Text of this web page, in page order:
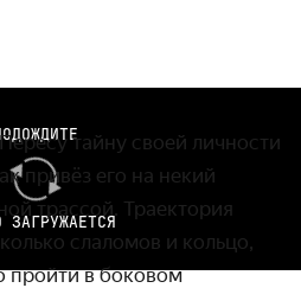
ЗАГРУЖАЕТСЯ
тайну своей личности
привёз его на некий
трассой. Траектория
слаломов и кольцо,
пройти в боковом